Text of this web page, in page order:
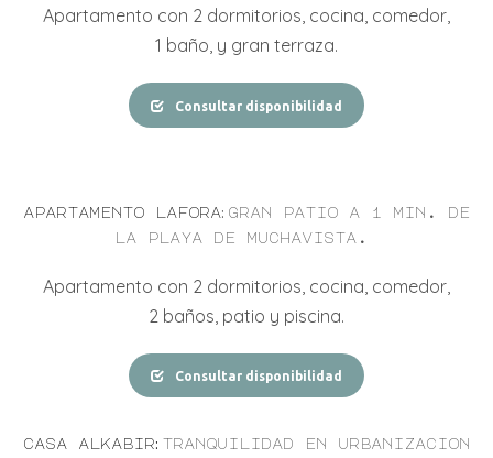
Apartamento con 2 dormitorios, cocina, comedor,
1 baño, y gran terraza.
Consultar disponibilidad
apartamento lafora : gran patio a 1 min. de
la playa de muchavista.
Apartamento con 2 dormitorios, cocina, comedor,
2 baños, patio y piscina.
Consultar disponibilidad
casa alkabir: tranquilidad en urbanizacion